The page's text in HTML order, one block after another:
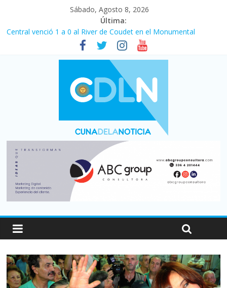
Sábado, Agosto 8, 2026
Última:
Central venció 1 a 0 al River de Coudet en el Monumental
La morosidad alcanzó su nivel más alto en dos décadas y ya
afecta a 400 mil deudores en Santa Fe
Desde que asumió Milei cerraron 41.000 kioscos: el sector
denuncia crisis como en 2001
Vacaciones de invierno con más movimiento y consumo
turístico: 4,6 millones de personas viajaron por el país, un 5,9%
Fuerte caída de la venta de autos usados en julio: bajó un 12,6%